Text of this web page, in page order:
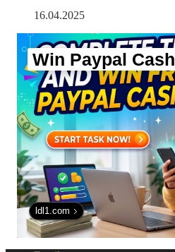
16.04.2025
Win Paypal Cash
ldl1.com